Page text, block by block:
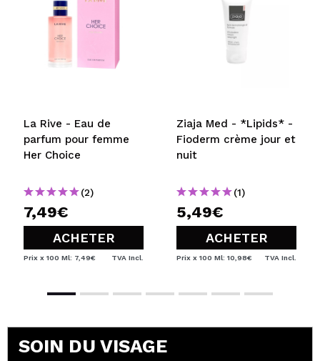
La Rive - Eau de
parfum pour femme
Her Choice
(2)
7,49€
ACHETER
Prix x 100 Ml: 7,49€ TVA Incl.
Ziaja Med - *Lipids* -
Fioderm crème jour et
nuit
(1)
5,49€
ACHETER
Prix x 100 Ml: 10,98€ TVA Incl.
SOIN DU VISAGE